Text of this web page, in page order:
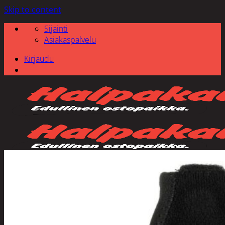
Skip to content
Sijainti
Asiakaspalvelu
Kirjaudu